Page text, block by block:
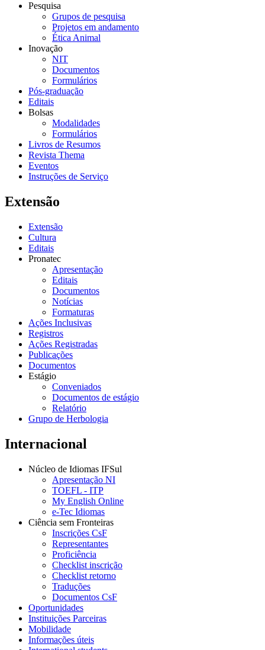
Pesquisa
Grupos de pesquisa
Projetos em andamento
Ética Animal
Inovação
NIT
Documentos
Formulários
Pós-graduação
Editais
Bolsas
Modalidades
Formulários
Livros de Resumos
Revista Thema
Eventos
Instruções de Serviço
Extensão
Extensão
Cultura
Editais
Pronatec
Apresentação
Editais
Documentos
Notícias
Formaturas
Ações Inclusivas
Registros
Ações Registradas
Publicações
Documentos
Estágio
Conveniados
Documentos de estágio
Relatório
Grupo de Herbologia
Internacional
Núcleo de Idiomas IFSul
Apresentação NI
TOEFL - ITP
My English Online
e-Tec Idiomas
Ciência sem Fronteiras
Inscrições CsF
Representantes
Proficiência
Checklist inscrição
Checklist retorno
Traduções
Documentos CsF
Oportunidades
Instituições Parceiras
Mobilidade
Informações úteis